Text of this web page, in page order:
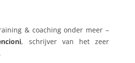
& coaching onder meer –
, schrijver van het zeer